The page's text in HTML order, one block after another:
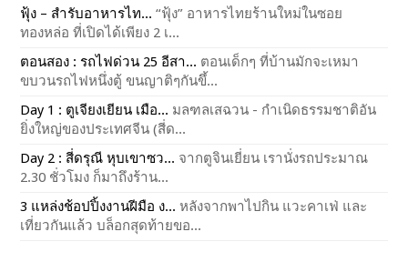
ฟุ้ง – สำรับอาหารไท... “ฟุ้ง” อาหารไทยร้านใหม่ในซอย
ทองหล่อ ที่เปิดได้เพียง 2 เ...
ตอนสอง : รถไฟด่วน 25 อีสา... ตอนเด็กๆ ที่บ้านมักจะเหมา
ขบวนรถไฟหนึ่งตู้ ขนญาติๆกันขึ้...
Day 1 : ตูเจียงเยียน เมือ... มลฑลเสฉวน - กำเนิดธรรมชาติอัน
ยิ่งใหญ่ของประเทศจีน (สี่ด...
Day 2 : สี่ดรุณี หุบเขาซว... จากตูจินเยี่ยน เรานั่งรถประมาณ
2.30 ชั่วโมง ก็มาถึงร้าน...
3 แหล่งช้อปปิ้งงานฝีมือ ง... หลังจากพาไปกิน แวะคาเฟ่ และ
เที่ยวกันแล้ว บล็อกสุดท้ายขอ...